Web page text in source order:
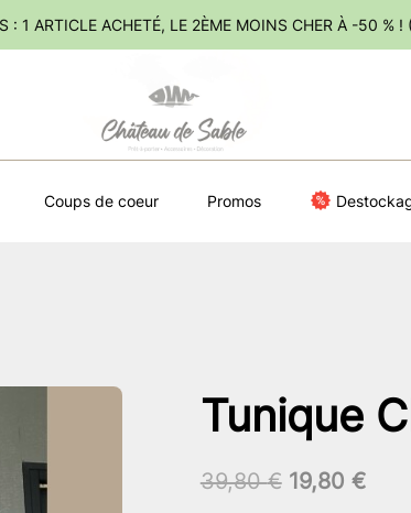
: 1 ARTICLE ACHETÉ, LE 2ÈME MOINS CHER À -50 % !
Coups de coeur Promos
Tunique
39,80€ Le
19,80 €Le